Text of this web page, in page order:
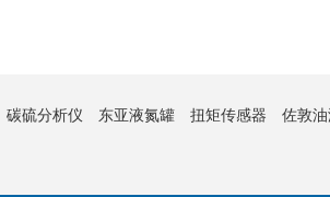
碳硫分析仪 东亚液氮罐 扭矩传感器 佐敦油